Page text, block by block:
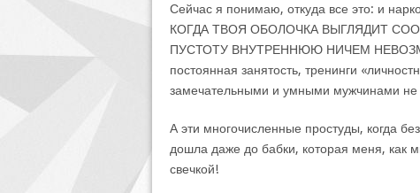
Сейчас я понимаю, откуда все это: и
КОГДА ТВОЯ ОБОЛОЧКА ВЫГЛЯДИТ
ПУСТОТУ ВНУТРЕННЮЮ НИЧЕМ
постоянная занятость, тренинги
замечательными и умными мужчинами не
А эти многочисленные простуды, когда
дошла даже до бабки, которая меня, как
свечкой!